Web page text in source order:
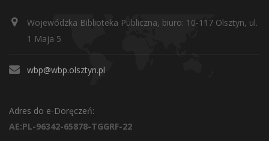
Wojewódzka Biblioteka Publiczna, biuro: 10-117 Olsztyn, ul.
1 Maja 5
wbp@wbp.olsztyn.pl
Adres do e-Doręczeń:
AE:PL-96342-65878-TGGRF-22